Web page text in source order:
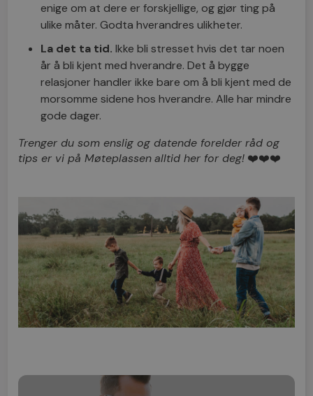
enige om at dere er forskjellige, og gjør ting på
ulike måter. Godta hverandres ulikheter.
La det ta tid. Ikke bli stresset hvis det tar noen
år å bli kjent med hverandre. Det å bygge
relasjoner handler ikke bare om å bli kjent med de
morsomme sidene hos hverandre. Alle har mindre
gode dager.
Trenger du som enslig og datende forelder råd og
tips er vi påMøteplassen alltid her for deg! ❤️❤️❤️